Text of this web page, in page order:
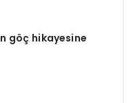
n göç hikayesine